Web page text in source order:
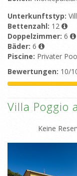
Unterkunftstyp:
Bettenzahl: 12
Doppelzimmer: 6
Bäder: 6
Piscine: Privater
Bewertungen: 10/
Villa Poggio
Keine